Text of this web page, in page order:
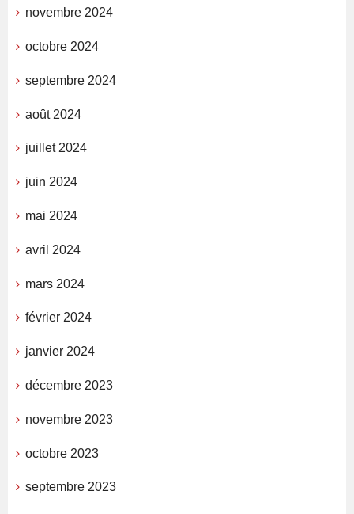
novembre 2024
octobre 2024
septembre 2024
août 2024
juillet 2024
juin 2024
mai 2024
avril 2024
mars 2024
février 2024
janvier 2024
décembre 2023
novembre 2023
octobre 2023
septembre 2023